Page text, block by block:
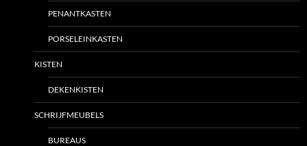
PENANTKASTEN
PORSELEINKASTEN
KISTEN
DEKENKISTEN
SCHRIJFMEUBELS
BUREAUS